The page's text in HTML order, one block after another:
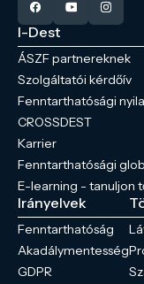
I-Dest
ÁSZF partnereknek
Szolgáltatói kérdőív
Fenntarthatósági
CROSSDEST
Karrier
Fenntarthatósági
E-learning - tanuljon
Irányelvek
Fenntarthatóság
Akadálymentesség
GDPR